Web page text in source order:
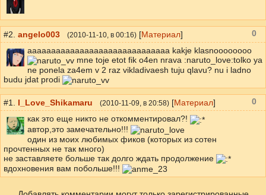
#2. angelo003 (2010-11-10 , в 00:16) [Материал]
aaaaaaaaaaaaaaaaaaaaaaaaaaaaaa kakje klasnoooooooo
mne toje etot fik o4en nrava :naruto_love:tolko ya
ne ponela za4em v 2 raz vikladivaesh tuju qlavu? nu i ladno
budu jdat prodi
0
#1. I_Love_Shikamaru (2010-11-09 , в 20:58) [Материал]
как это еще никто не откомментировал?!
автор,это замечательно!!!
один из моих любимых фиков (которых из сотен
прочтенных не так много)
не заставляете больше так долго ждать продолжение
вдохновения вам побольше!!!
0